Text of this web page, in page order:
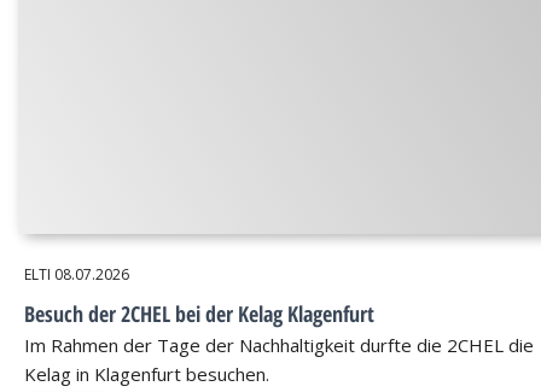
ELTI 08.07.2026
Besuch der 2CHEL bei der Kelag Klagenfurt
Im Rahmen der Tage der Nachhaltigkeit durfte die 2CHEL die
Kelag in Klagenfurt besuchen.